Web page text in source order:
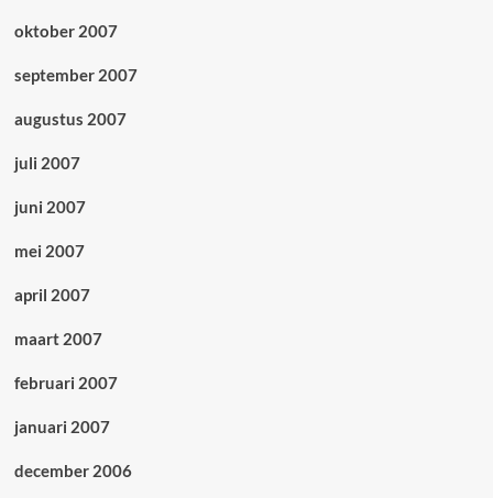
oktober 2007
september 2007
augustus 2007
juli 2007
juni 2007
mei 2007
april 2007
maart 2007
februari 2007
januari 2007
december 2006